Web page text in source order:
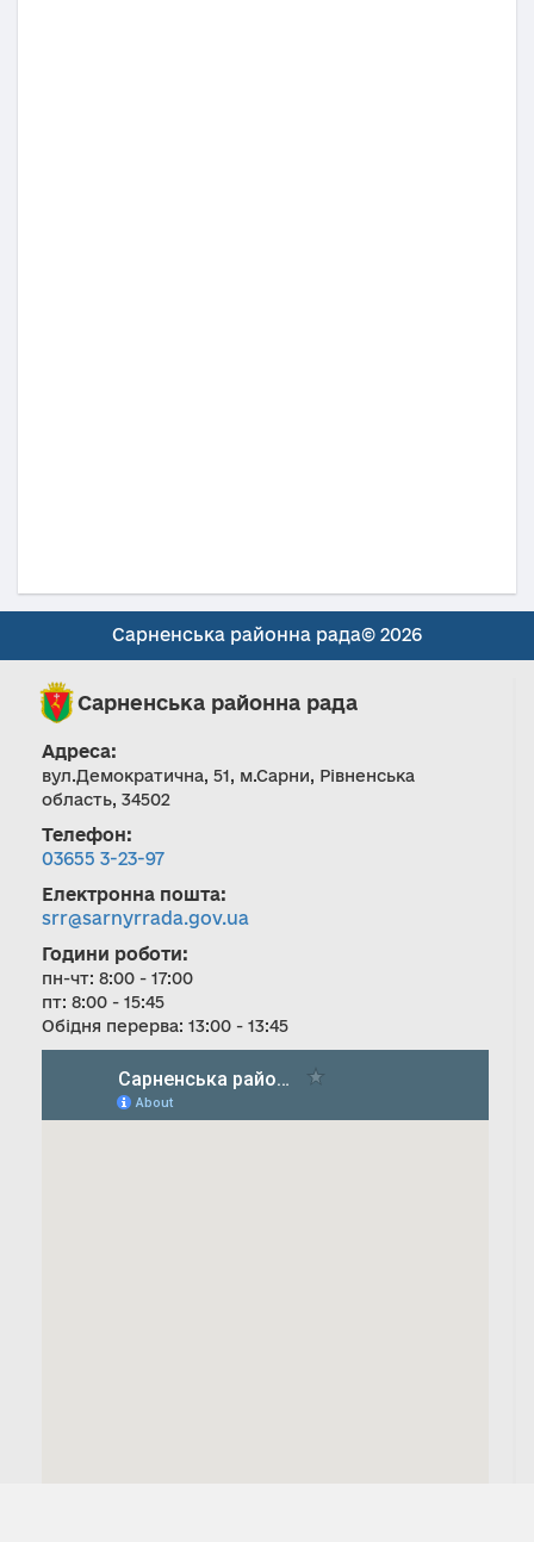
Сарненська районна рада© 2026
Сарненська районна рада
Адреса:
вул.Демократична, 51, м.Сарни, Рівненська
область, 34502
Телефон:
03655 3-23-97
Електронна пошта:
srr@sarnyrrada.gov.ua
Години роботи:
пн-чт: 8:00 - 17:00
пт: 8:00 - 15:45
Обідня перерва: 13:00 - 13:45